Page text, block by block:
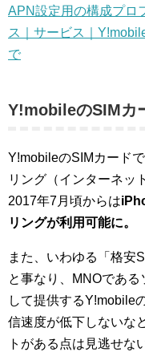
APN設定用の構成プロ
ス｜サービス｜
で
Y!mobileのSIMカ
Y!mobileのSIMカード
リング（インターネッ
2017年7月頃からは
リングが利用可能に。
また、いわゆる「格安
と事なり、MNOであ
して提供するY!mobile
信速度が低下しないな
トがある点は見逃せな